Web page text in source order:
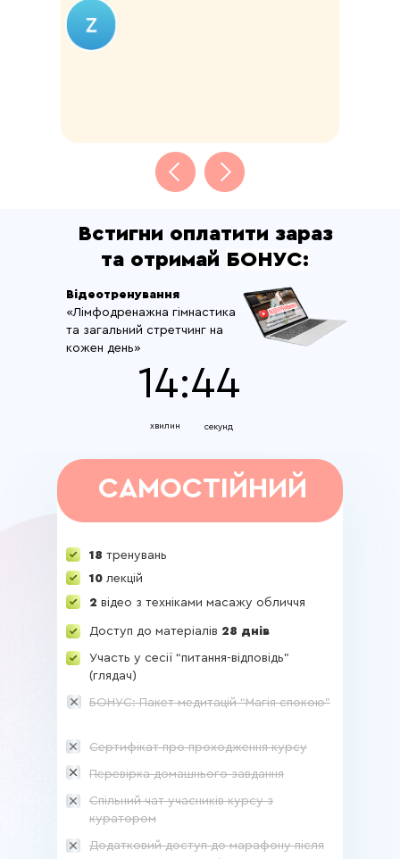
Встигни оплатити зараз
та отримай БОНУС:
Відеотренування
«Лімфодренажна гімнастика
та загальний стретчинг на
кожен день»
хвилин секунд
14:43
18 тренувань
10 лекцій
2 відео з техніками масажу обличчя
Доступ до матеріалів 28 днів
Участь у сесії “питання-відповідь”
(глядач)
Перевірка домашнього завдання
Спільний чат учасників курсу з
куратором
БОНУС: Пакет медитацій “Магія спокою”
САМОСТІЙНИЙ
Додатковий доступ до марафону після
Сертифікат про проходження курсу